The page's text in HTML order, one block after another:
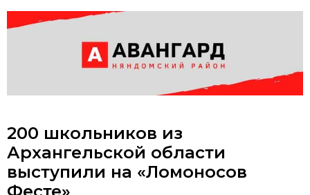
200 школьников из
Архангельской области
выступили на «Ломоносов